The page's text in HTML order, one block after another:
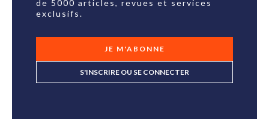
de 5000 articles, revues et services
exclusifs.
JE M'ABONNE
S'INSCRIRE OU SE CONNECTER